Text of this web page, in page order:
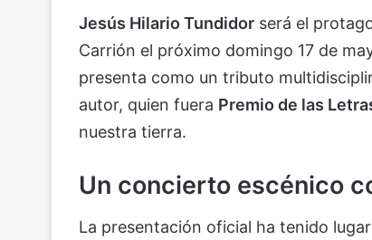
Jesús Hilario Tundidor será el
Carrión el próximo domingo 17 de
presenta como un tributo
autor, quien fuera Premio de las
nuestra tierra.
Un concierto escénico
La presentación oficial ha tenido